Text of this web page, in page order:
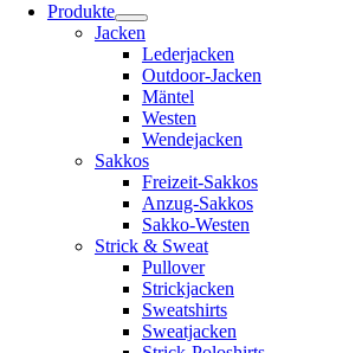
Produkte
Jacken
Lederjacken
Outdoor-Jacken
Mäntel
Westen
Wendejacken
Sakkos
Freizeit-Sakkos
Anzug-Sakkos
Sakko-Westen
Strick & Sweat
Pullover
Strickjacken
Sweatshirts
Sweatjacken